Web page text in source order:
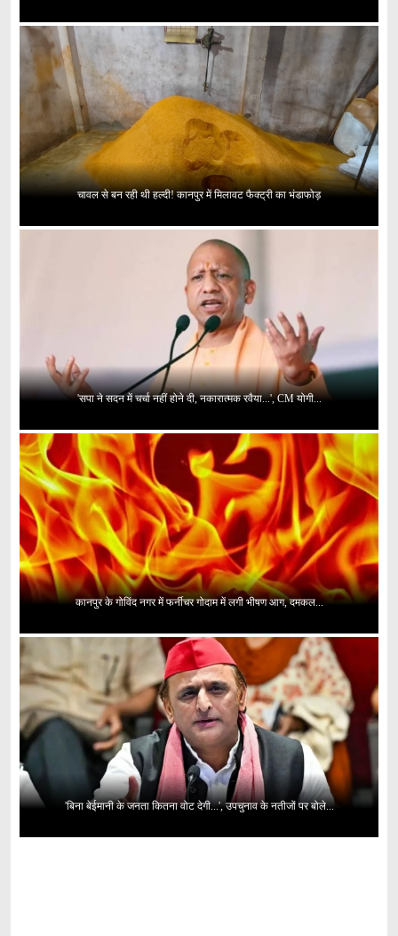
चावल से बन रही थी हल्दी! कानपुर में मिलावट फैक्ट्री का भंडाफोड़
'सपा ने सदन में चर्चा नहीं होने दी, नकारात्मक रवैया...', CM योगी...
कानपुर के गोविंद नगर में फर्नीचर गोदाम में लगी भीषण आग, दमकल...
'बिना बेईमानी के जनता कितना वोट देगी...', उपचुनाव के नतीजों पर बोले...